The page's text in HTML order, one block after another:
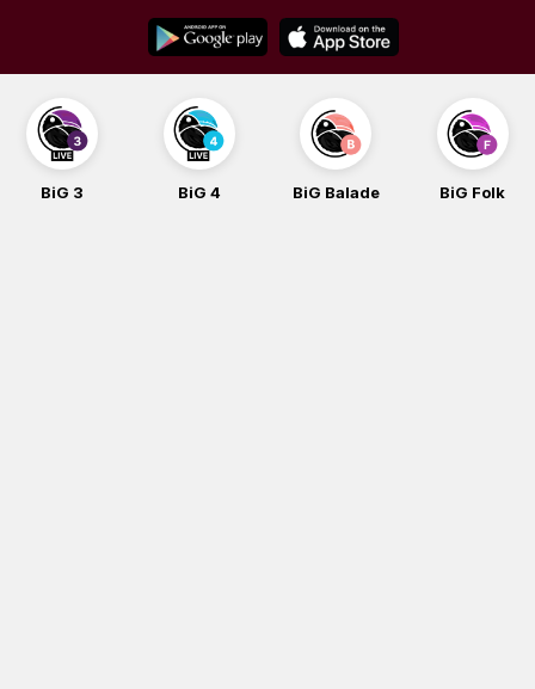
content
BiG 3 BiG 4 BiG Balade BiG Folk